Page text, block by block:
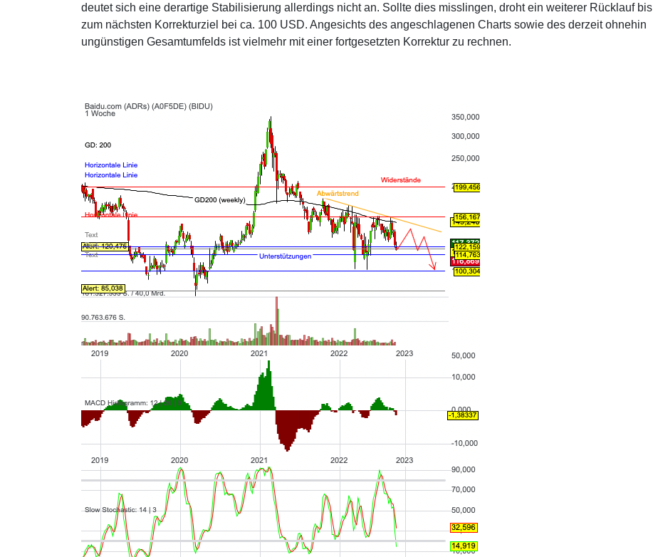
deutet sich eine derartige Stabilisierung allerdings nicht an. Sollte dies misslingen, droht ein weiterer Rücklauf bis
zum nächsten Korrekturziel bei ca. 100 USD. Angesichts des angeschlagenen Charts sowie des derzeit ohnehin
ungünstigen Gesamtumfelds ist vielmehr mit einer fortgesetzten Korrektur zu rechnen.